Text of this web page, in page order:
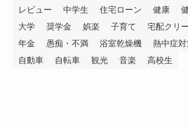
レビュー
中学生 住宅ローン 健康
大学
奨学金 娯楽 子育て 宅配クリ
年金
愚痴・不満 浴室乾燥機 熱中症
自動車
自転車 観光 音楽 高校生